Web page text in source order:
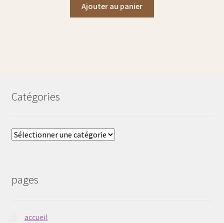
Ajouter au panier
Catégories
Catégories
pages
accueil